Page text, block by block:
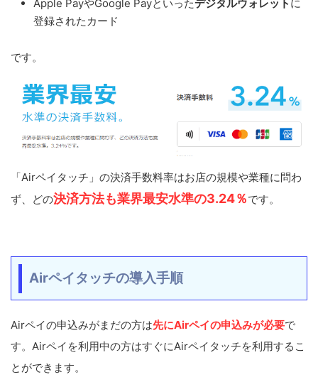
Apple PayやGoogle Payといったデジタルウォレット に
登録されたカード
です。
「Airペイタッチ」の決済手数料率はお店の規模や業種に問わ
ず、どの決済方法も業界最安水準の3.24％です。
Airペイタッチの導入手順
Airペイの申込みがまだの方は先にAirペイの申込みが必要で
す。Airペイを利用中の方はすぐにAirペイタッチを利用するこ
とができます。